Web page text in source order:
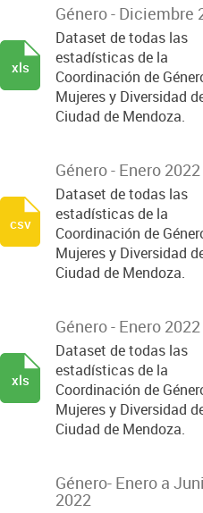
Género - Diciembre
Dataset de todas las
estadísticas de la
Coordinación de
Mujeres y Diversidad
Ciudad de Mendoza.
xls
Género - Enero 2022
Dataset de todas las
estadísticas de la
Coordinación de
Mujeres y Diversidad
Ciudad de Mendoza.
csv
Género - Enero 2022
Dataset de todas las
estadísticas de la
Coordinación de
Mujeres y Diversidad
Ciudad de Mendoza.
xls
Género- Enero a
2022